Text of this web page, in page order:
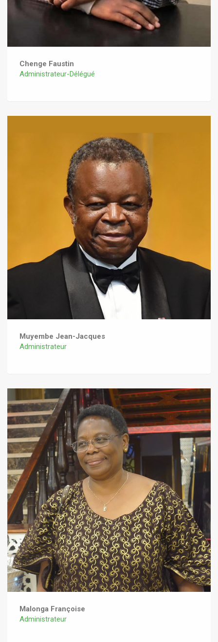
Chenge Faustin
Administrateur-Délégué
Muyembe Jean-Jacques
Administrateur
Malonga Françoise
Administrateur